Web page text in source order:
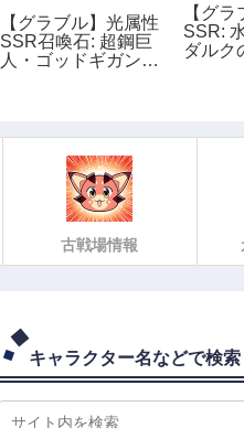
【グラブル】光属性
SSR召喚石: 超鋼巨
人・ゴッドギガンテ
【グ
SSR:
ダルク
古戦場情報
キャラクター名などで検索